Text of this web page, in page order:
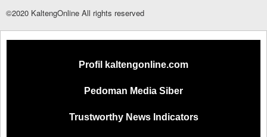
©2020 KaltengOnline All rights reserved
Profil kaltengonline.com
Pedoman Media Siber
Trustworthy News Indicators